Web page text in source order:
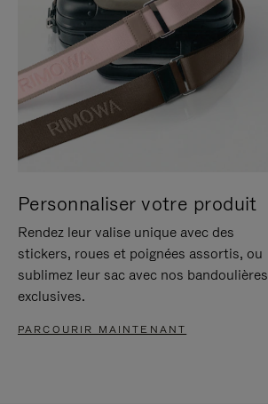
Personnaliser votre produit
Rendez leur valise unique avec des
stickers, roues et poignées assortis, ou
sublimez leur sac avec nos bandoulières
exclusives.
PARCOURIR MAINTENANT